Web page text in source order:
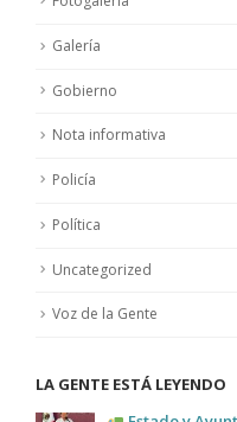
Galería
Gobierno
Nota informativa
Policía
Política
Uncategorized
Voz de la Gente
LA GENTE ESTÁ LEYENDO